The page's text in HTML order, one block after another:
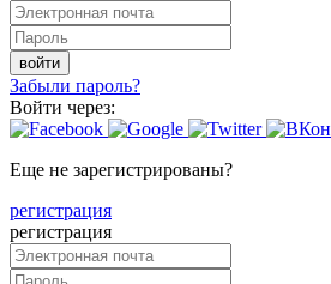
войти
Забыли пароль?
Войти через:
Еще не зарегистрированы?
регистрация
регистрация